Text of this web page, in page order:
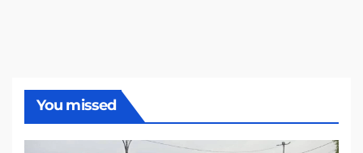
You missed